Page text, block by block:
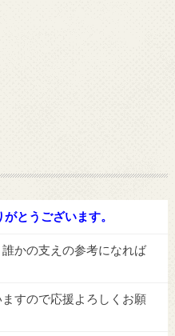
とうございます。
かの支えの参考になれば
すので応援よろしくお願